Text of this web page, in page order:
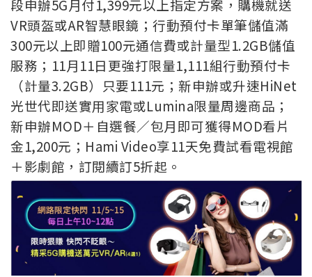
段申辦5G月付1,399元以上指定方案，購機就送
VR頭盔或AR智慧眼鏡；行動預付卡單筆儲值滿
300元以上即贈100元通信費或計量型1.2GB儲值
服務；11月11日更強打限量1,111組行動預付卡
（計量3.2GB）只要111元；新申辦或升速HiNet
光世代即送實用家電或Lumina限量周邊商品；
新申辦MOD＋自選餐／包月即可獲得MOD看片
金1,200元；Hami Video享11天免費試看電視館
＋影劇館，訂閱續訂5折起。